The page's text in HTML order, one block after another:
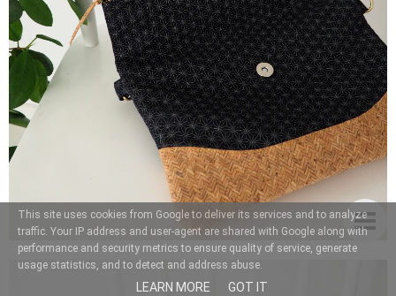
This site uses cookies from Google to deliver its services and to analyze
traffic. Your IP address and user-agent are shared with Google along with
performance and security metrics to ensure quality of service, generate
usage statistics, and to detect and address abuse.
LEARN MORE GOT IT